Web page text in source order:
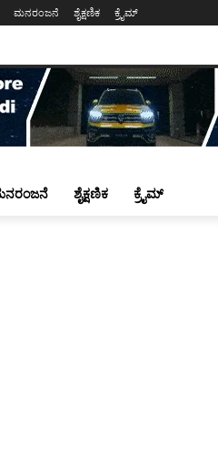
ಮನರಂಜನೆ ಶೈಕ್ಷಣಿಕ ಕ್ರೈಮ್
ಶೈಕ್ಷಣಿಕ ಕ್ರೈಮ್